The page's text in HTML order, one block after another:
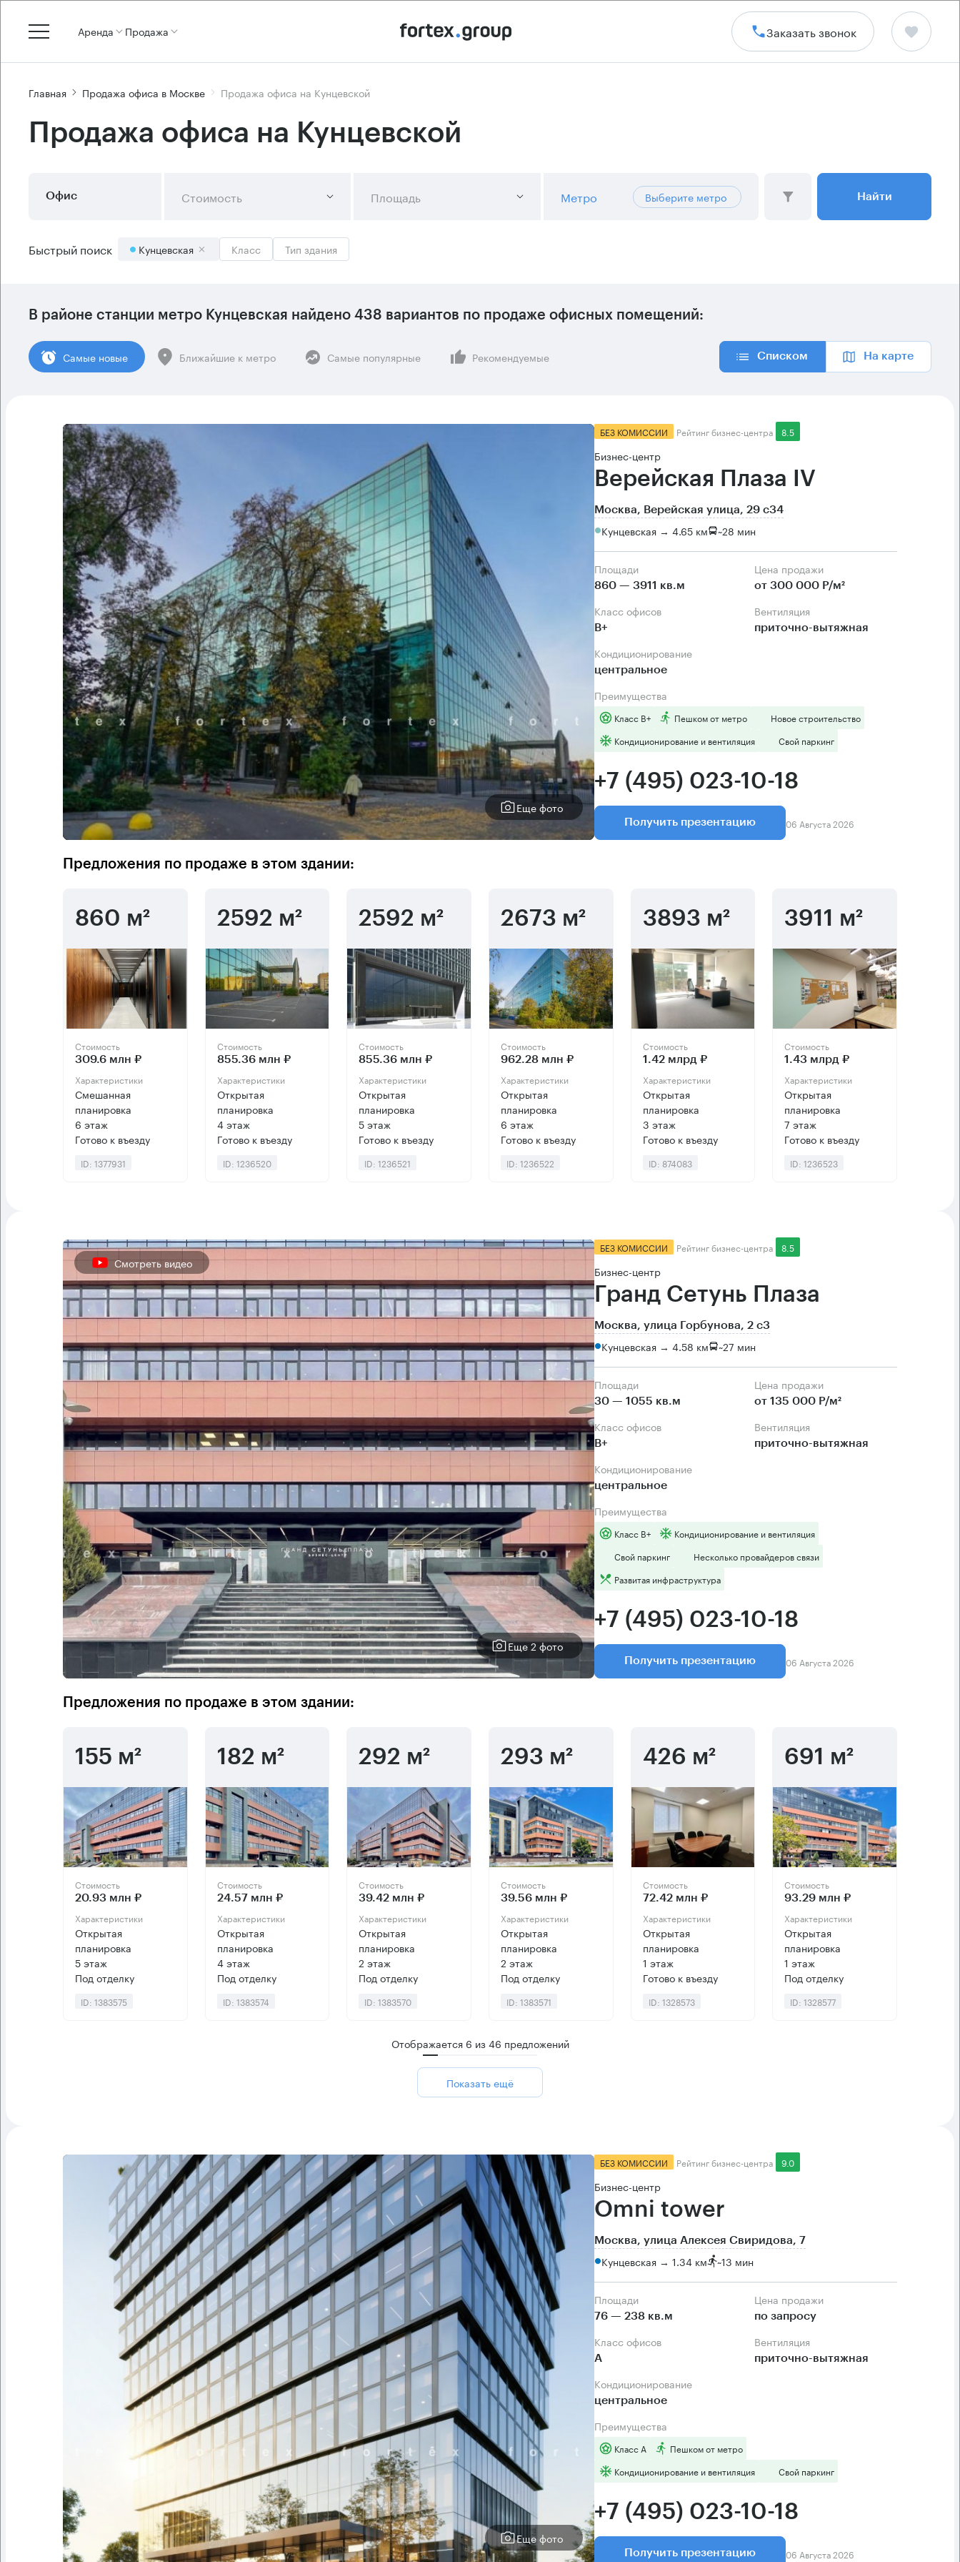
Аренда Продажа Заказать звонок
Главная Продажа офиса в Москве Продажа офиса на Кунцевской
Продажа офиса на Кунцевской
Офис Стоимость Площадь Метро Выберите метро Найти
Быстрый поиск Кунцевская Класс Тип здания
В районе станции метро Кунцевская найдено 438 вариантов по продаже офисных помещений:
Cамые новые Ближайшие к метро Самые популярные Рекомендуемые Списком На карте
Еще фото
БЕЗ КОМИССИИ Рейтинг бизнес-центра 8.5
Бизнес-центр
Верейская Плаза IV
Москва, Верейская улица, 29 с34
Кунцевская → 4.65 км ~28 мин
Площади
860 — 3911 кв.м
Цена продажи
от 300 000 Р/м²
Класс офисов
B+
Вентиляция
приточно-вытяжная
Кондиционирование
центральное
Преимущества
Класс B+ Пешком от метро
Новое строительство
Кондиционирование и вентиляция
Свой паркинг
+7 (495) 023-10-18
Получить презентацию 06 Августа 2026
Предложения по продаже в этом здании:
860 м²
Стоимость
309.6 млн ₽
Характеристики
Смешанная
планировка
6 этаж
Готово к въезду
ID: 1377931
2592 м²
Стоимость
855.36 млн ₽
Характеристики
Открытая
планировка
4 этаж
Готово к въезду
ID: 1236520
2592 м²
Стоимость
855.36 млн ₽
Характеристики
Открытая
планировка
5 этаж
Готово к въезду
ID: 1236521
2673 м²
Стоимость
962.28 млн ₽
Характеристики
Открытая
планировка
6 этаж
Готово к въезду
ID: 1236522
3893 м²
Стоимость
1.42 млрд ₽
Характеристики
Открытая
планировка
3 этаж
Готово к въезду
ID: 874083
3911 м²
Стоимость
1.43 млрд ₽
Характеристики
Открытая
планировка
7 этаж
Готово к въезду
ID: 1236523
Смотреть видео
Еще 2 фото
БЕЗ КОМИССИИ Рейтинг бизнес-центра 8.5
Бизнес-центр
Гранд Сетунь Плаза
Москва, улица Горбунова, 2 с3
Кунцевская → 4.58 км ~27 мин
Площади
30 — 1055 кв.м
Цена продажи
от 135 000 Р/м²
Класс офисов
B+
Вентиляция
приточно-вытяжная
Кондиционирование
центральное
Преимущества
Класс B+
Кондиционирование и вентиляция
Свой паркинг
Несколько провайдеров связи
Развитая инфраструктура
+7 (495) 023-10-18
Получить презентацию 06 Августа 2026
Предложения по продаже в этом здании:
155 м²
Стоимость
20.93 млн ₽
Характеристики
Открытая
планировка
5 этаж
Под отделку
ID: 1383575
182 м²
Стоимость
24.57 млн ₽
Характеристики
Открытая
планировка
4 этаж
Под отделку
ID: 1383574
292 м²
Стоимость
39.42 млн ₽
Характеристики
Открытая
планировка
2 этаж
Под отделку
ID: 1383570
293 м²
Стоимость
39.56 млн ₽
Характеристики
Открытая
планировка
2 этаж
Под отделку
ID: 1383571
426 м²
Стоимость
72.42 млн ₽
Характеристики
Открытая
планировка
1 этаж
Готово к въезду
ID: 1328573
691 м²
Стоимость
93.29 млн ₽
Характеристики
Открытая
планировка
1 этаж
Под отделку
ID: 1328577
Отображается 6 из46 предложений
Показать ещё
Еще фото
БЕЗ КОМИССИИ Рейтинг бизнес-центра 9.0
Бизнес-центр
Omni tower
Москва, улица Алексея Свиридова, 7
Кунцевская → 1.34 км ~13 мин
Площади
76 — 238 кв.м
Цена продажи
по запросу
Класс офисов
А
Вентиляция
приточно-вытяжная
Кондиционирование
центральное
Преимущества
Класс А
Пешком от метро
Кондиционирование и вентиляция
Свой паркинг
+7 (495) 023-10-18
Получить презентацию 06 Августа 2026